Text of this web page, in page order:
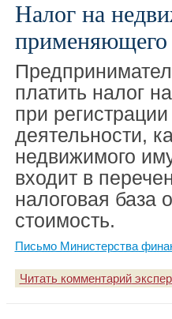
Налог на
платить налог
при
деятельности,
недвижимого
входит в
налоговая база
стоимость.
Письмо Министерства
Читать комментарий